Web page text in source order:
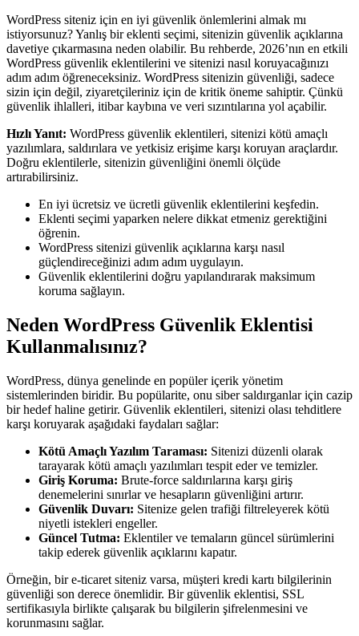
WordPress siteniz için en iyi güvenlik önlemlerini almak mı
istiyorsunuz? Yanlış bir eklenti seçimi, sitenizin güvenlik açıklarına
davetiye çıkarmasına neden olabilir. Bu rehberde, 2026’nın en etkili
WordPress güvenlik eklentilerini ve sitenizi nasıl koruyacağınızı
adım adım öğreneceksiniz. WordPress sitenizin güvenliği, sadece
sizin için değil, ziyaretçileriniz için de kritik öneme sahiptir. Çünkü
güvenlik ihlalleri, itibar kaybına ve veri sızıntılarına yol açabilir.
Hızlı Yanıt: WordPress güvenlik eklentileri, sitenizi kötü amaçlı
yazılımlara, saldırılara ve yetkisiz erişime karşı koruyan araçlardır.
Doğru eklentilerle, sitenizin güvenliğini önemli ölçüde
artırabilirsiniz.
En iyi ücretsiz ve ücretli güvenlik eklentilerini keşfedin.
Eklenti seçimi yaparken nelere dikkat etmeniz gerektiğini
öğrenin.
WordPress sitenizi güvenlik açıklarına karşı nasıl
güçlendireceğinizi adım adım uygulayın.
Güvenlik eklentilerini doğru yapılandırarak maksimum
koruma sağlayın.
Neden WordPress Güvenlik Eklentisi
Kullanmalısınız?
WordPress, dünya genelinde en popüler içerik yönetim
sistemlerinden biridir. Bu popülarite, onu siber saldırganlar için cazip
bir hedef haline getirir. Güvenlik eklentileri, sitenizi olası tehditlere
karşı koruyarak aşağıdaki faydaları sağlar:
Kötü Amaçlı Yazılım Taraması: Sitenizi düzenli olarak
tarayarak kötü amaçlı yazılımları tespit eder ve temizler.
Giriş Koruma: Brute-force saldırılarına karşı giriş
denemelerini sınırlar ve hesapların güvenliğini artırır.
Güvenlik Duvarı: Sitenize gelen trafiği filtreleyerek kötü
niyetli istekleri engeller.
Güncel Tutma: Eklentiler ve temaların güncel sürümlerini
takip ederek güvenlik açıklarını kapatır.
Örneğin, bir e-ticaret siteniz varsa, müşteri kredi kartı bilgilerinin
güvenliği son derece önemlidir. Bir güvenlik eklentisi, SSL
sertifikasıyla birlikte çalışarak bu bilgilerin şifrelenmesini ve
korunmasını sağlar.